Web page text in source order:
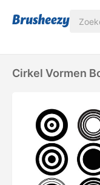
Cirkel Vormen